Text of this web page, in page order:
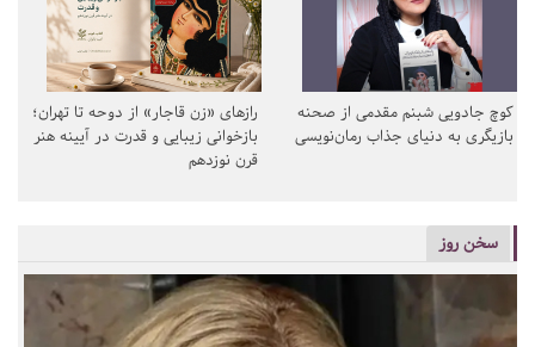
کوچ جادویی شبنم مقدمی از صحنه
بازیگری به دنیای جذاب رمان‌نویسی
رازهای «زن قاجار» از دوحه تا تهران؛
بازخوانی زیبایی و قدرت در آیینه هنر
قرن نوزدهم
سخن روز